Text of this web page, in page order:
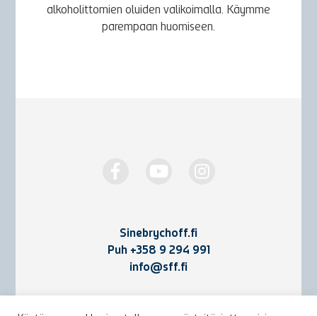
alkoholittomien oluiden valikoimalla. Käymme
parempaan huomiseen.
Sinebrychoff.fi
Puh +358 9 294 991
info@sff.fi